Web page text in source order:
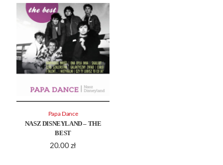
NASZ DISNEYLAND – THE
BEST
20.00 zł
Papa Dance